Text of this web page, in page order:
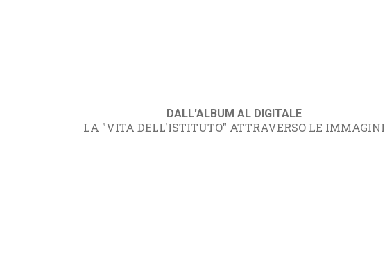
DALL'ALBUM AL DIGITALE
LA "VITA DELL'ISTITUTO" ATTRAVERSO LE IMMAGINI